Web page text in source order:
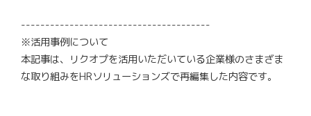
---------------------------------------
※活用事例について
本記事は、リクオプを活用いただいている企業様のさまざま
な取り組みをHRソリューションズで再編集した内容です。